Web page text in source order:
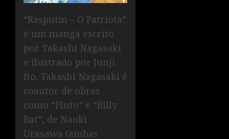
“Rasputin – O Patriota”
é um mangá escrito
por Takashi Nagasaki
e ilustrado por Junji
Ito. Takashi Nagasaki é
coautor de obras
como “Pluto” e “Billy
Bat”, de Naoki
Urasawa (ambas